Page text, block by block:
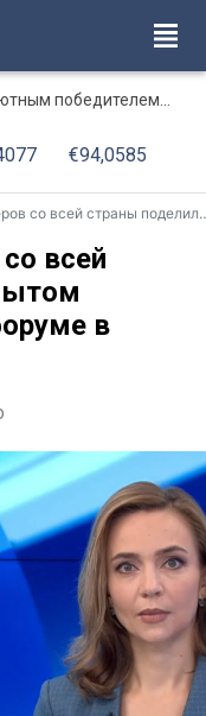
олимпиады по ИИ
€94,0585
опытом добровольчества на форуме в Петербурге
всей
в